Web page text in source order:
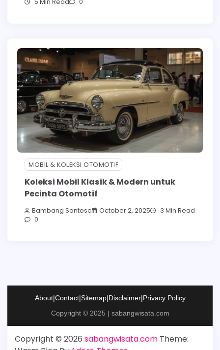
MOBIL & KOLEKSI OTOMOTIF
Koleksi Mobil Klasik & Modern untuk
Pecinta Otomotif
Bambang Santoso October 2, 2025
3 Min Read
0
About|Contact|Sitemap|Disclaimer|Privacy Policy
Copyright © 2025 | sabangwisata.com
Copyright © 2026 sabangwisata.com Theme: